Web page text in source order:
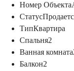
Номер Объекта
Статус
ТипКвартира
Спальня2
Ванная комната
Балкон2